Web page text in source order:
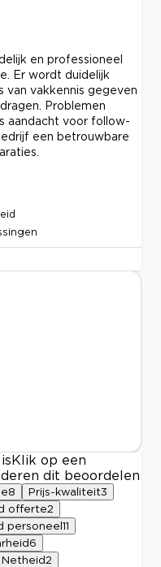
en professioneel
Er wordt duidelijk
van vakkennis gegeven
Problemen
aandacht voor follow-
een betrouwbare
Klik op een
dit beoordelen
8 Prijs-kwaliteit3
offerte2
personeel 11
6
Netheid2